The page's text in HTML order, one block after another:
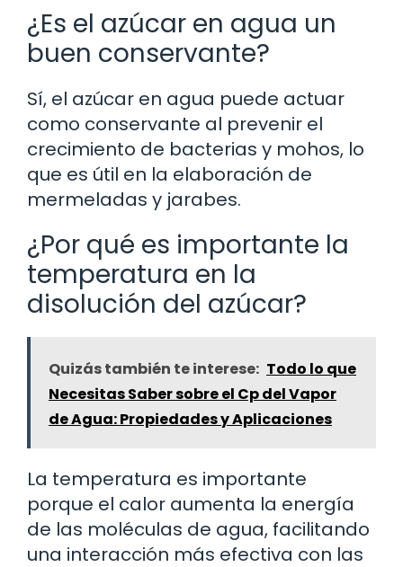
¿Es el azúcar en agua un
buen conservante?
Sí, el azúcar en agua puede actuar
como conservante al prevenir el
crecimiento de bacterias y mohos, lo
que es útil en la elaboración de
mermeladas y jarabes.
¿Por qué es importante la
temperatura en la
disolución del azúcar?
Quizás también te interese: Todo lo que
Necesitas Saber sobre el Cp del Vapor
de Agua: Propiedades y Aplicaciones
La temperatura es importante
porque el calor aumenta la energía
de las moléculas de agua, facilitando
una interacción más efectiva con las